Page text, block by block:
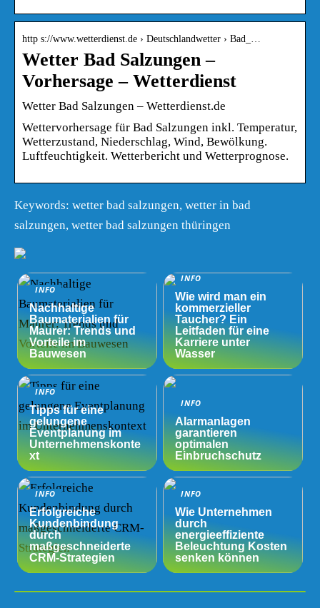
http s://www.wetterdienst.de › Deutschlandwetter › Bad_…
Wetter Bad Salzungen –
Vorhersage – Wetterdienst
Wetter Bad Salzungen – Wetterdienst.de
Wettervorhersage für Bad Salzungen inkl. Temperatur,
Wetterzustand, Niederschlag, Wind, Bewölkung.
Luftfeuchtigkeit. Wetterbericht und Wetterprognose.
Keywords: wetter bad salzungen, wetter in bad
salzungen, wetter bad salzungen thüringen
INFO
Nachhaltige
Baumaterialien für
Maurer: Trends und
Vorteile im
Bauwesen
INFO
Wie wird man ein
kommerzieller
Taucher? Ein
Leitfaden für eine
Karriere unter
Wasser
INFO
Tipps für eine
gelungene
Eventplanung im
Unternehmenskonte
xt
INFO
Alarmanlagen
garantieren
optimalen
Einbruchschutz
INFO
Erfolgreiche
Kundenbindung
durch
maßgeschneiderte
CRM-Strategien
INFO
Wie Unternehmen
durch
energieeffiziente
Beleuchtung Kosten
senken können